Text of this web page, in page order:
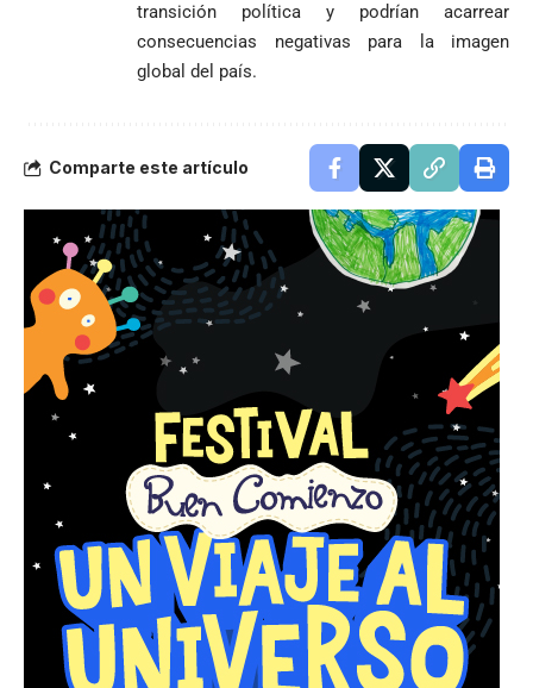
transición política y podrían acarrear
consecuencias negativas para la imagen
global del país.
Comparte este artículo